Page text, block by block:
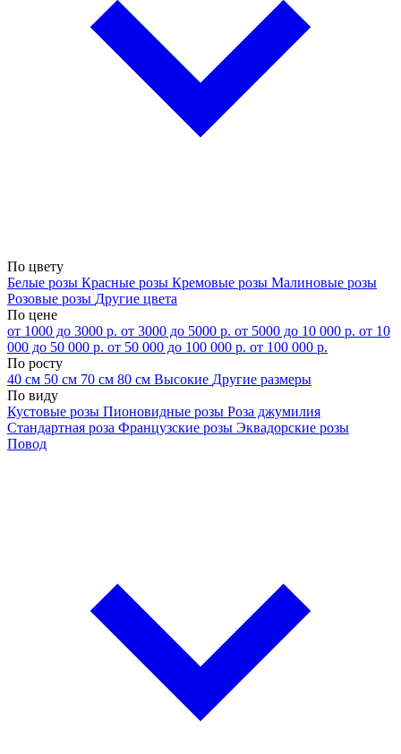
По цвету
Белые розы Красные розы Кремовые розы Малиновые розы
Розовые розы Другие цвета
По цене
от 1000 до 3000 р. от 3000 до 5000 р. от 5000 до 10 000 р. от 10
000 до 50 000 р. от 50 000 до 100 000 р. от 100 000 р.
По росту
40 см 50 см 70 см 80 см Высокие Другие размеры
По виду
Кустовые розы Пионовидные розы Роза джумилия
Стандартная роза Французские розы Эквадорские розы
Повод